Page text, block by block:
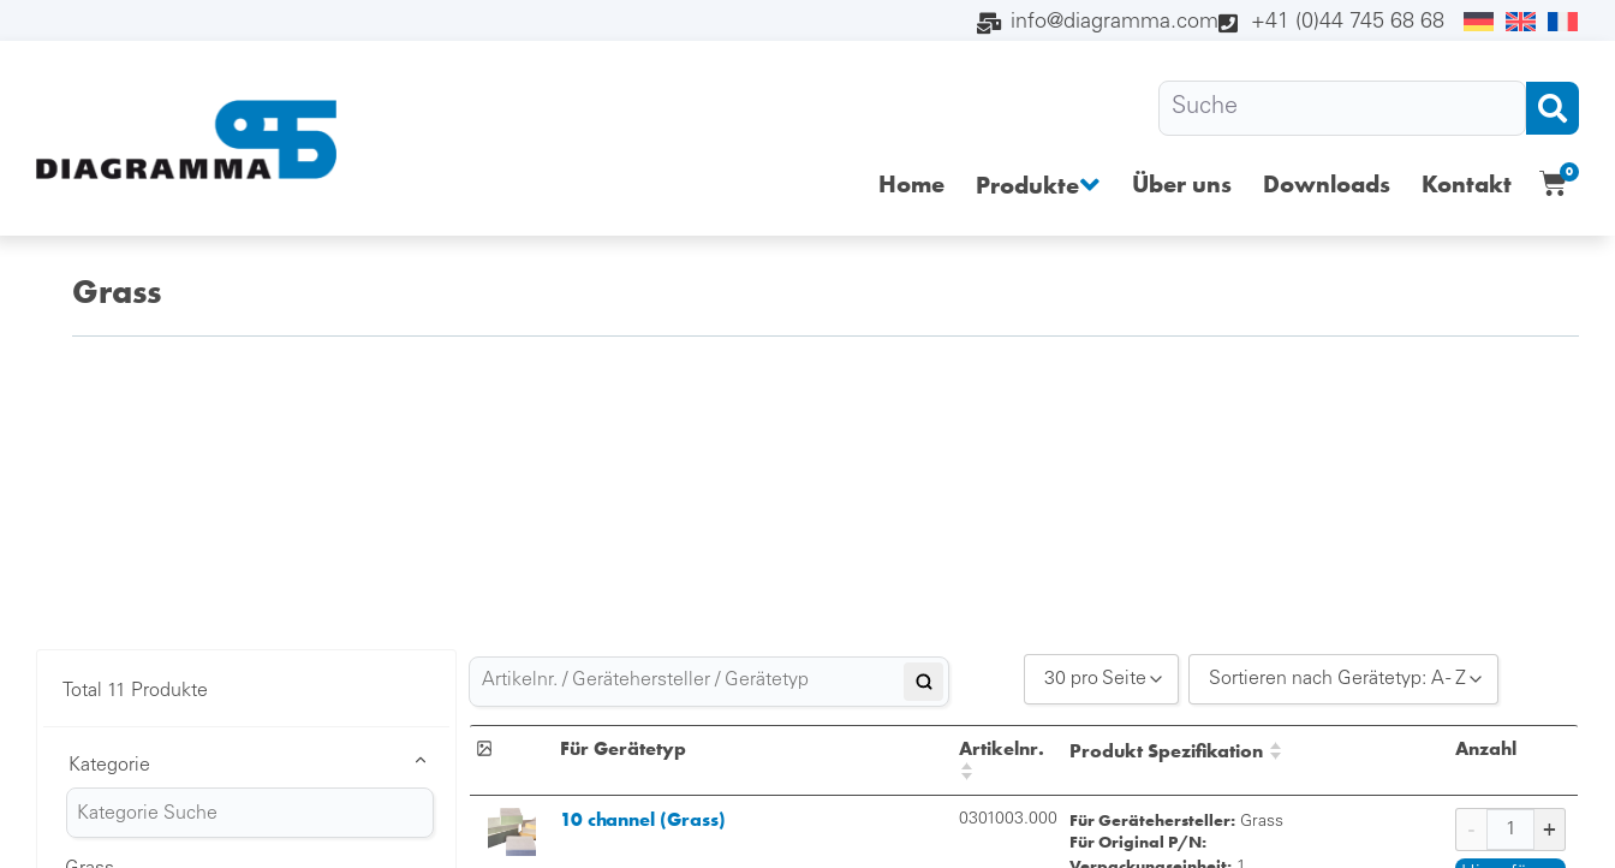
info@diagramma.com +41 (0)44 745 68 68
Home Produkte Über uns Downloads Kontakt 0
Grass
Total 11 Produkte
Kategorie
30 pro Seite
20 pro Seite
50 pro Seite
Sortieren nach Gerätetyp: A - Z
Sortieren nach Gerätetyp: A - Z
Für Gerätetyp Artikelnr. Produkt Spezifikation Anzahl
10 channel (Grass) 0301003.000 Für Gerätehersteller: Grass
Für Original P/N: